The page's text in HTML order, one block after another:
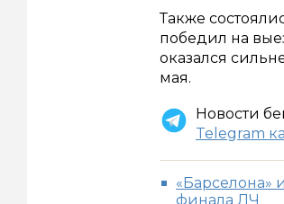
Также
победил на
оказался
мая.
Новости
Telegram
«Барселона»
финала ЛЧ